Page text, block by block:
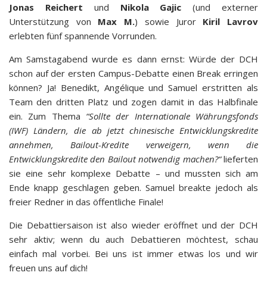
Jonas Reichert und Nikola Gajic (und externer
Unterstützung von Max M.) sowie Juror Kiril Lavrov
erlebten fünf spannende Vorrunden.
Am Samstagabend wurde es dann ernst: Würde der DCH
schon auf der ersten Campus-Debatte einen Break erringen
können? Ja! Benedikt, Angélique und Samuel erstritten als
Team den dritten Platz und zogen damit in das Halbfinale
ein. Zum Thema “Sollte der Internationale Währungsfonds
(IWF) Ländern, die ab jetzt chinesische Entwicklungskredite
annehmen, Bailout-Kredite verweigern, wenn die
Entwicklungskredite den Bailout notwendig machen?“lieferten
sie eine sehr komplexe Debatte – und mussten sich am
Ende knapp geschlagen geben. Samuel breakte jedoch als
freier Redner in das öffentliche Finale!
Die Debattiersaison ist also wieder eröffnet und der DCH
sehr aktiv; wenn du auch Debattieren möchtest, schau
einfach mal vorbei. Bei uns ist immer etwas los und wir
freuen uns auf dich!